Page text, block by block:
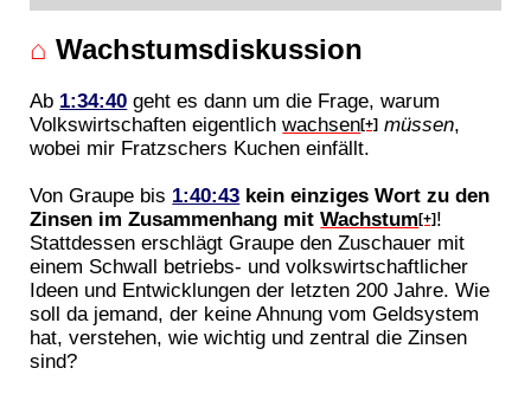
⌂ Wachstumsdiskussion
Ab 1:34:40 geht es dann um die Frage, warum
Volkswirtschaften eigentlichwachsen[+] müssen,
wobei mir Fratzschers Kuchen einfällt.
Von Graupe bis 1:40:43 kein einziges Wort zu den
Zinsen im Zusammenhang mitWachstum[+] !
Stattdessen erschlägt Graupe den Zuschauer mit
einem Schwall betriebs- und volkswirtschaftlicher
Ideen und Entwicklungen der letzten 200 Jahre. Wie
soll da jemand, der keine Ahnung vom Geldsystem
hat, verstehen, wie wichtig und zentral die Zinsen
sind?